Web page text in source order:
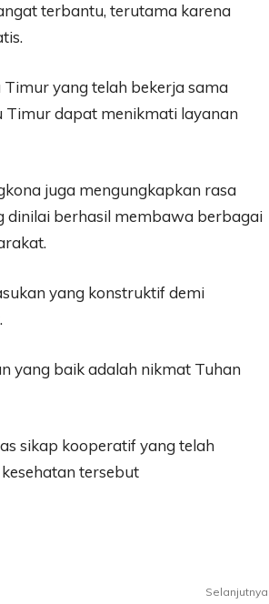
terbantu, terutama karena
yang telah bekerja sama
Timur dapat menikmati layanan
juga mengungkapkan rasa
dinilai berhasil membawa berbagai
yang konstruktif demi
yang baik adalah nikmat Tuhan
sikap kooperatif yang telah
tersebut
Selanjutnya